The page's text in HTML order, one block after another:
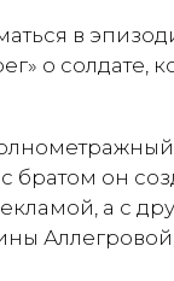
в
о солдате,
братом он
а с